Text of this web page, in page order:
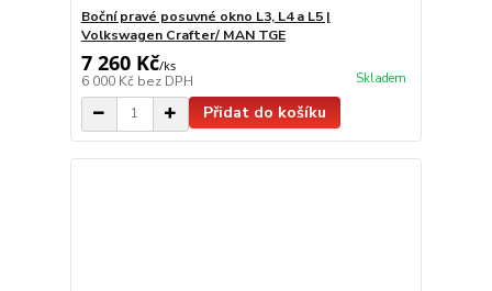
Boční pravé posuvné okno L3, L4 a L5 |
Volkswagen Crafter/ MAN TGE
7 260 Kč/ks
6 000 Kč bez DPH Skladem
Přidat do košíku